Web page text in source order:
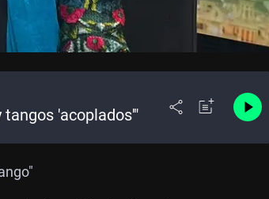
'acoplados'"